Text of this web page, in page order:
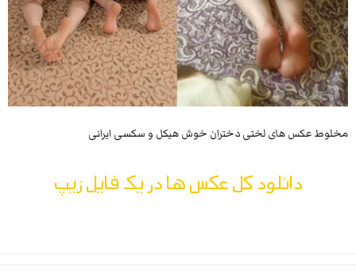
مخلوط عکس های لختی دختران خوش هیکل و سکسی ایرانی
دانلود کل عکس ها در یک فایل زیپ